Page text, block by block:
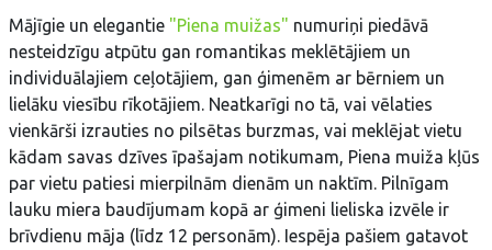
Mājīgie un elegantie "Piena muižas" numuriņi piedāvā
nesteidzīgu atpūtu gan romantikas meklētājiem un
individuālajiem ceļotājiem, gan ģimenēm ar bērniem un
lielāku viesību rīkotājiem. Neatkarīgi no tā, vai vēlaties
vienkārši izrauties no pilsētas burzmas, vai meklējat vietu
kādam savas dzīves īpašajam notikumam, Piena muiža kļūs
par vietu patiesi mierpilnām dienām un naktīm. Pilnīgam
lauku miera baudījumam kopā ar ģimeni lieliska izvēle ir
brīvdienu māja (līdz 12 personām). Iespēja pašiem gatavot